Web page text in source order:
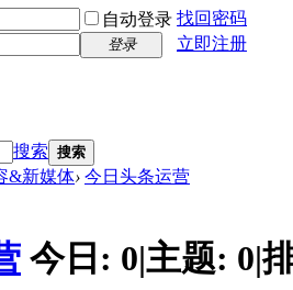
自动登录 找回密码
登录
立即注册
搜索 搜索
&新媒体› 今日头条运营
今日: 0|主题: 0|